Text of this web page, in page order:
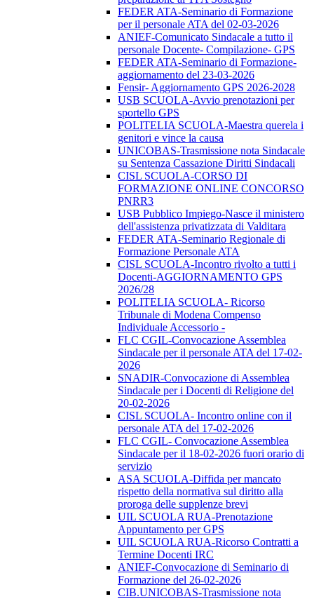
FEDER ATA-Seminario di Formazione
per il personale ATA del 02-03-2026
ANIEF-Comunicato Sindacale a tutto il
personale Docente- Compilazione- GPS
FEDER ATA-Seminario di Formazione-
aggiornamento del 23-03-2026
Fensir- Aggiornamento GPS 2026-2028
USB SCUOLA-Avvio prenotazioni per
sportello GPS
POLITELIA SCUOLA-Maestra querela i
genitori e vince la causa
UNICOBAS-Trasmissione nota Sindacale
su Sentenza Cassazione Diritti Sindacali
CISL SCUOLA-CORSO DI
FORMAZIONE ONLINE CONCORSO
PNRR3
USB Pubblico Impiego-Nasce il ministero
dell'assistenza privatizzata di Valditara
FEDER ATA-Seminario Regionale di
Formazione Personale ATA
CISL SCUOLA-Incontro rivolto a tutti i
Docenti-AGGIORNAMENTO GPS
2026/28
POLITELIA SCUOLA- Ricorso
Tribunale di Modena Compenso
Individuale Accessorio -
FLC CGIL-Convocazione Assemblea
Sindacale per il personale ATA del 17-02-
2026
SNADIR-Convocazione di Assemblea
Sindacale per i Docenti di Religione del
20-02-2026
CISL SCUOLA- Incontro online con il
personale ATA del 17-02-2026
FLC CGIL- Convocazione Assemblea
Sindacale per il 18-02-2026 fuori orario di
servizio
ASA SCUOLA-Diffida per mancato
rispetto della normativa sul diritto alla
proroga delle supplenze brevi
UIL SCUOLA RUA-Prenotazione
Appuntamento per GPS
UIL SCUOLA RUA-Ricorso Contratti a
Termine Docenti IRC
ANIEF-Convocazione di Seminario di
Formazione del 26-02-2026
CIB.UNICOBAS-Trasmissione nota